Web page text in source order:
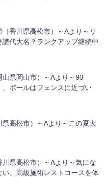
香川県高松市）～Aより～リ
譜代大名？ランクアップ継続中
山県岡山市）～Aより～90
、ボールはフェンスに近づい
高松市）～Aより～この夏大
川県高松市）～Aより～気にな
い。高級施術レストコースを体